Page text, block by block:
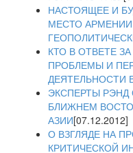
НАСТОЯЩЕЕ И
МЕСТО
КТО В ОТВЕТЕ
ПРОБЛЕМЫ И
ДЕЯТЕЛЬНОСТИ
ЭКСПЕРТЫ РЭНД
БЛИЖНЕМ
АЗИИ[07.12.2012]
О ВЗГЛЯДЕ НА
КРИТИЧЕСКОЙ